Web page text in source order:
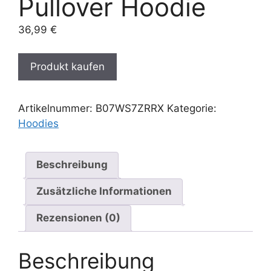
Pullover Hoodie
36,99 €
Produkt kaufen
Artikelnummer: B07WS7ZRRX Kategorie:
Hoodies
Beschreibung
Zusätzliche Informationen
Rezensionen (0)
Beschreibung